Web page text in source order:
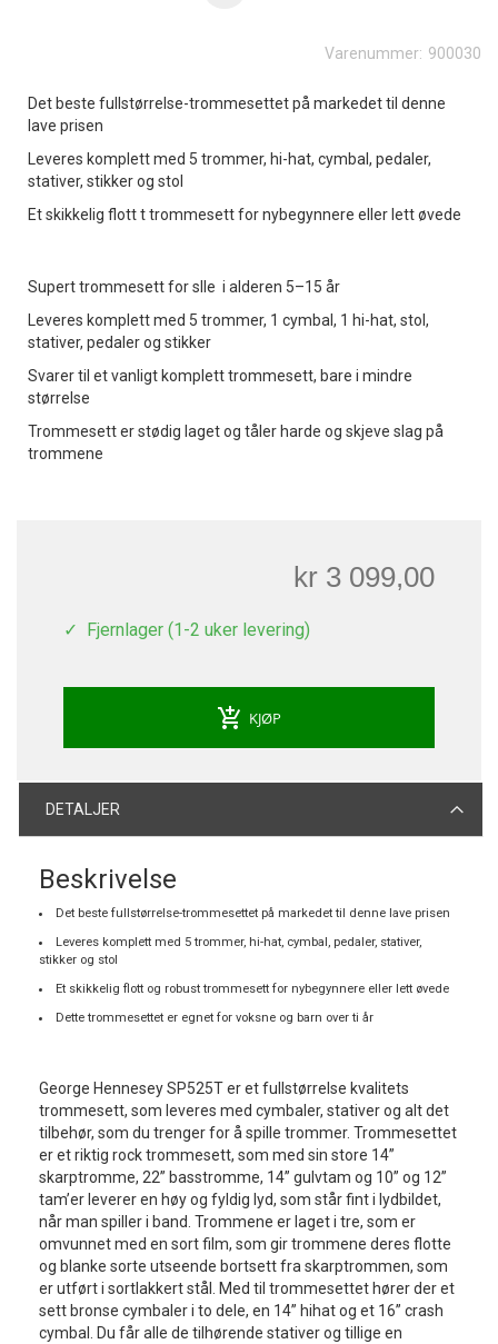
Varenummer: 900030
Det beste fullstørrelse-trommesettet på markedet til denne
lave prisen
Leveres komplett med 5 trommer, hi-hat, cymbal, pedaler,
stativer, stikker og stol
Et skikkelig flott t trommesett for nybegynnere eller lett øvede
Supert trommesett for slle i alderen 5–15 år
Leveres komplett med 5 trommer, 1 cymbal, 1 hi-hat, stol,
stativer, pedaler og stikker
Svarer til et vanligt komplett trommesett, bare i mindre
størrelse
Trommesett er stødig laget og tåler harde og skjeve slag på
trommene
kr 3 099,00
Fjernlager (1-2 uker levering)
add_shopping_cart KJØP
DETALJER
Beskrivelse
Det beste fullstørrelse-trommesettet på markedet til denne lave prisen
Leveres komplett med 5 trommer, hi-hat, cymbal, pedaler, stativer,
stikker og stol
Et skikkelig flott og robust trommesett for nybegynnere eller lett øvede
Dette trommesettet er egnet for voksne og barn over ti år
George Hennesey SP525T er et fullstørrelse kvalitets
trommesett, som leveres med cymbaler, stativer og alt det
tilbehør, som du trenger for å spille trommer. Trommesettet
er et riktig rock trommesett, som med sin store 14”
skarptromme, 22” basstromme, 14” gulvtam og 10” og 12”
tam’er leverer en høy og fyldig lyd, som står fint i lydbildet,
når man spiller i band. Trommene er laget i tre, som er
omvunnet med en sort film, som gir trommene deres flotte
og blanke sorte utseende bortsett fra skarptrommen, som
er utført i sortlakkert stål. Med til trommesettet hører der et
sett bronse cymbaler i to dele, en 14” hihat og et 16” crash
cymbal. Du får alle de tilhørende stativer og tillige en